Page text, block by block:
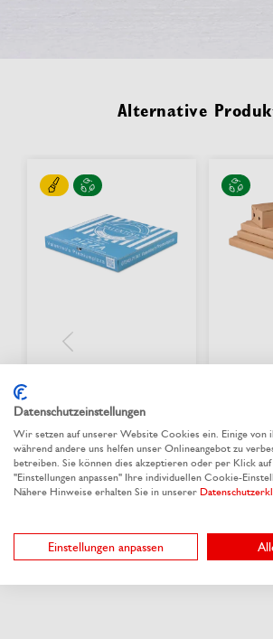
Alternative
Diesen Artikel mit Ihrem
Logo oder Motiv
Jetzt bedrucken
Aus 7
ab
Datenschutzeinstellungen
Wir setzen auf unserer Website Cookies ein. Einige von
während andere uns helfen unser Onlineangebot zu
betreiben. Sie können dies akzeptieren oder per Klick auf
"Einstellungen anpassen" Ihre individuellen Cookie-
Nähere Hinweise erhalten Sie in unserer
Einstellungen anpassen